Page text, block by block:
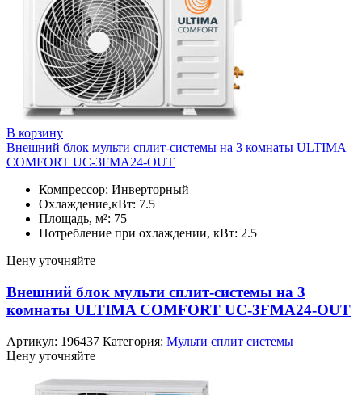
В корзину
Внешний блок мульти сплит-системы на 3 комнаты ULTIMA
COMFORT UC-3FMA24-OUT
Компрессор: Инверторный
Охлаждение,кВт: 7.5
Площадь, м²: 75
Потребление при охлаждении, кВт: 2.5
Цену уточняйте
Внешний блок мульти сплит-системы на 3
комнаты ULTIMA COMFORT UC-3FMA24-OUT
Артикул: 196437 Категория: Мульти сплит системы
Цену уточняйте